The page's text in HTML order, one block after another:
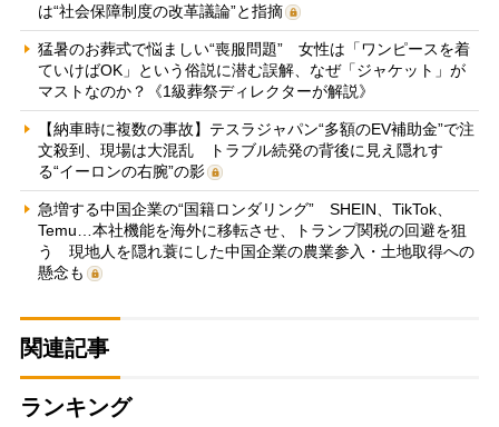
は“社会保障制度の改革議論”と指摘
猛暑のお葬式で悩ましい“喪服問題” 女性は「ワンピースを着
ていけばOK」という俗説に潜む誤解、なぜ「ジャケット」が
マストなのか？《1級葬祭ディレクターが解説》
【納車時に複数の事故】テスラジャパン“多額のEV補助金”で注
文殺到、現場は大混乱 トラブル続発の背後に見え隠れす
る“イーロンの右腕”の影
急増する中国企業の“国籍ロンダリング” SHEIN、TikTok、
Temu…本社機能を海外に移転させ、トランプ関税の回避を狙
う 現地人を隠れ蓑にした中国企業の農業参入・土地取得への
懸念も
関連記事
ランキング